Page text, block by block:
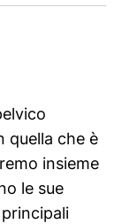
quella che è
insieme
le sue